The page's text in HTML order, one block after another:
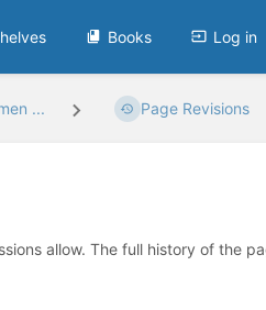
Books Log in
... Page Revisions
allow. The full history of the